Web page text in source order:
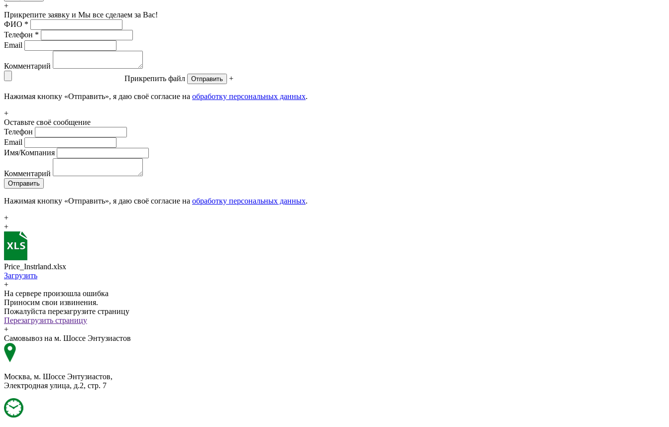
+
Прикрепите заявку и Мы все сделаем за Вас!
ФИО *
Телефон *
Email
Комментарий
Прикрепить файл
Отправить +
Нажимая кнопку «Отправить», я даю своё согласие на обработку персональных данных.
+
Оставьте своё сообщение
Телефон
Email
Имя/Компания
Комментарий
Отправить
Нажимая кнопку «Отправить», я даю своё согласие на обработку персональных данных.
+
+
Price_Instrland.xlsx
Загрузить
+
На сервере произошла ошибка
Приносим свои извинения.
Пожалуйста перезагрузите страницу
Перезагрузить страницу
+
Самовывоз на м. Шоссе Энтузиастов
Москва, м. Шоссе Энтузиастов,
Электродная улица, д.2, стр. 7